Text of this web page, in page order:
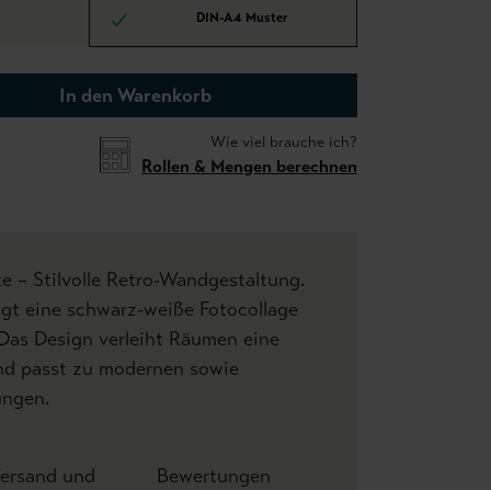
DIN-A4 Muster
In den Warenkorb
Wie viel brauche ich?
Rollen & Mengen berechnen
– Stilvolle Retro-Wandgestaltung.
eine schwarz-weiße Fotocollage
Design verleiht Räumen eine
passt zu modernen sowie
und
Bewertungen